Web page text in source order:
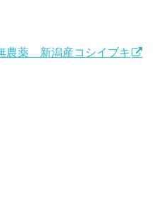
農薬 新潟産コシイブキ